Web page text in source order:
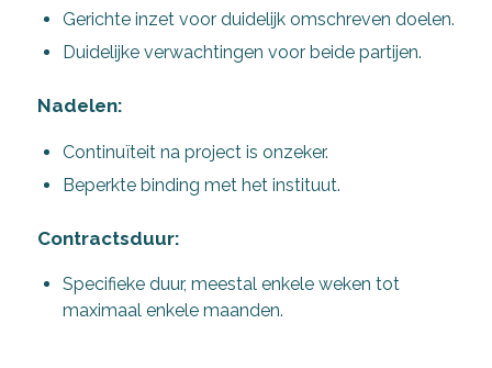
Gerichte inzet voor duidelijk omschreven doelen.
Duidelijke verwachtingen voor beide partijen.
Nadelen:
Continuïteit na project is onzeker.
Beperkte binding met het instituut.
Contractsduur:
Specifieke duur, meestal enkele weken tot
maximaal enkele maanden.